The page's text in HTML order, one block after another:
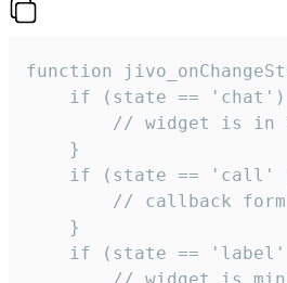
function
if (state ==
// widget is in
    }
if (state == 'call'
// callback
    }
if (state ==